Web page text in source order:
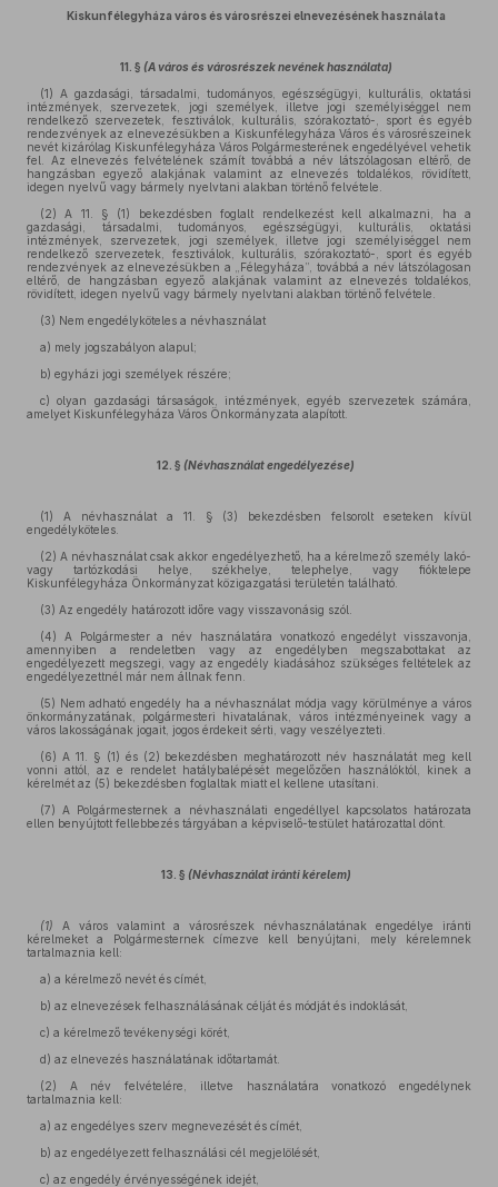
Kiskunfélegyháza város és városrészei elnevezésének használata
11. § (A város és városrészek nevének használata)
(1) A gazdasági, társadalmi, tudományos, egészségügyi, kulturális, oktatási
intézmények, szervezetek, jogi személyek, illetve jogi személyiséggel nem
rendelkező szervezetek, fesztiválok, kulturális, szórakoztató-, sport és egyéb
rendezvények az elnevezésükben a Kiskunfélegyháza Város és városrészeinek
nevét kizárólag Kiskunfélegyháza Város Polgármesterének engedélyével vehetik
fel. Az elnevezés felvételének számít továbbá a név látszólagosan eltérő, de
hangzásban egyező alakjának valamint az elnevezés toldalékos, rövidített,
idegen nyelvű vagy bármely nyelvtani alakban történő felvétele.
(2) A 11. § (1) bekezdésben foglalt rendelkezést kell alkalmazni, ha a
gazdasági, társadalmi, tudományos, egészségügyi, kulturális, oktatási
intézmények, szervezetek, jogi személyek, illetve jogi személyiséggel nem
rendelkező szervezetek, fesztiválok, kulturális, szórakoztató-, sport és egyéb
rendezvények az elnevezésükben a „Félegyháza”, továbbá a név látszólagosan
eltérő, de hangzásban egyező alakjának valamint az elnevezés toldalékos,
rövidített, idegen nyelvű vagy bármely nyelvtani alakban történő felvétele.
(3) Nem engedélyköteles a névhasználat
a) mely jogszabályon alapul;
b) egyházi jogi személyek részére;
c) olyan gazdasági társaságok, intézmények, egyéb szervezetek számára,
amelyet Kiskunfélegyháza Város Önkormányzata alapított.
12. § (Névhasználat engedélyezése)
(1) A névhasználat a 11. § (3) bekezdésben felsorolt eseteken kívül
engedélyköteles.
(2) A névhasználat csak akkor engedélyezhető, ha a kérelmező személy lakó-
vagy tartózkodási helye, székhelye, telephelye, vagy fióktelepe
Kiskunfélegyháza Önkormányzat közigazgatási területén található.
(3) Az engedély határozott időre vagy visszavonásig szól.
(4) A Polgármester a név használatára vonatkozó engedélyt visszavonja,
amennyiben a rendeletben vagy az engedélyben megszabottakat az
engedélyezett megszegi, vagy az engedély kiadásához szükséges feltételek az
engedélyezettnél már nem állnak fenn.
(5) Nem adható engedély ha a névhasználat módja vagy körülménye a város
önkormányzatának, polgármesteri hivatalának, város intézményeinek vagy a
város lakosságának jogait, jogos érdekeit sérti, vagy veszélyezteti.
(6) A 11. § (1) és (2) bekezdésben meghatározott név használatát meg kell
vonni attól, az e rendelet hatálybalépését megelőzően használóktól, kinek a
kérelmét az (5) bekezdésben foglaltak miatt el kellene utasítani.
(7) A Polgármesternek a névhasználati engedéllyel kapcsolatos határozata
ellen benyújtott fellebbezés tárgyában a képviselő-testület határozattal dönt.
13. § (Névhasználat iránti kérelem)
(1) A város valamint a városrészek névhasználatának engedélye iránti
kérelmeket a Polgármesternek címezve kell benyújtani, mely kérelemnek
tartalmaznia kell:
a) a kérelmező nevét és címét,
b) az elnevezések felhasználásának célját és módját és indoklását,
c) a kérelmező tevékenységi körét,
d) az elnevezés használatának időtartamát.
(2) A név felvételére, illetve használatára vonatkozó engedélynek
tartalmaznia kell:
a) az engedélyes szerv megnevezését és címét,
b) az engedélyezett felhasználási cél megjelölését,
c) az engedély érvényességének idejét,